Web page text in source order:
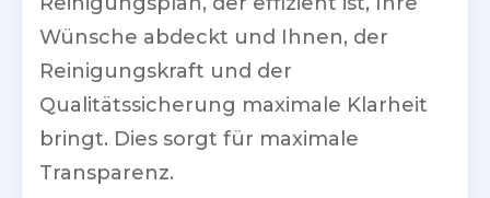
Wünsche abdeckt und Ihnen, der
Reinigungskraft und der
Qualitätssicherung maximale Klarheit
bringt. Dies sorgt für maximale
Transparenz.